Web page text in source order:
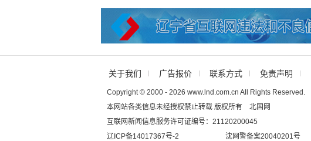
关于我们 广告报价 联系方式 免责声明
Copyright © 2000 - 2026 www.lnd.com.cn All Rights Reserved.
本网站各类信息未经授权禁止转载 版权所有 北国网
互联网新闻信息服务许可证编号：21120200045
辽ICP备14017367号-2
沈网警备案20040201号